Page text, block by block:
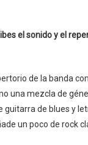
el sonido y el
de la banda
una mezcla de
guitarra de blues y
un poco de rock